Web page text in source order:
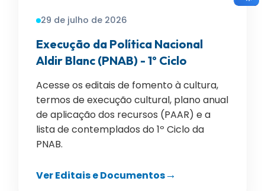
29 de julho de 2026
Execução da Política Nacional
Aldir Blanc (PNAB) - 1º Ciclo
Acesse os editais de fomento à cultura,
termos de execução cultural, plano anual
de aplicação dos recursos (PAAR) e a
lista de contemplados do 1º Ciclo da
PNAB.
Ver Editais e Documentos